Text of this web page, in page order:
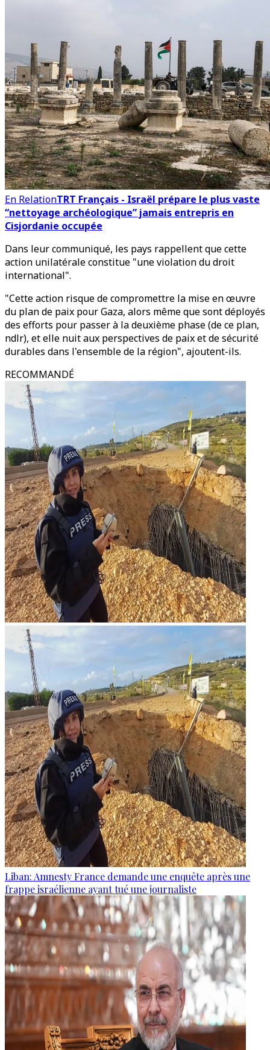
En RelationTRT Français - Israël prépare le plus vaste
“nettoyage archéologique” jamais entrepris en
Cisjordanie occupée
Dans leur communiqué, les pays rappellent que cette
action unilatérale constitue "une violation du droit
international".
"Cette action risque de compromettre la mise en œuvre
du plan de paix pour Gaza, alors même que sont déployés
des efforts pour passer à la deuxième phase (de ce plan,
ndlr), et elle nuit aux perspectives de paix et de sécurité
durables dans l'ensemble de la région", ajoutent-ils.
RECOMMANDÉ
Liban: Amnesty France demande une enquête après une
frappe israélienne ayant tué une journaliste